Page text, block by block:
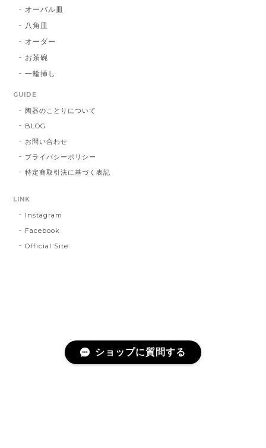
オーバル皿
八角皿
オーダー
お茶碗
一輪挿し
GUIDE
陶器のことりについて
BLOG
お問い合わせ
プライバシーポリシー
特定商取引法に基づく表記
LINK
Instagram
Facebook
Official Site
ショップに質問する